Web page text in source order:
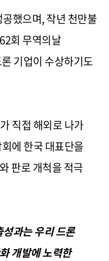
했으며, 작년 천만불
회 무역의날
기업이 수상하기도
직접 해외로 나가
에 한국 대표단을
판로 개척을 적극
과는 우리 드론
개발에 노력한